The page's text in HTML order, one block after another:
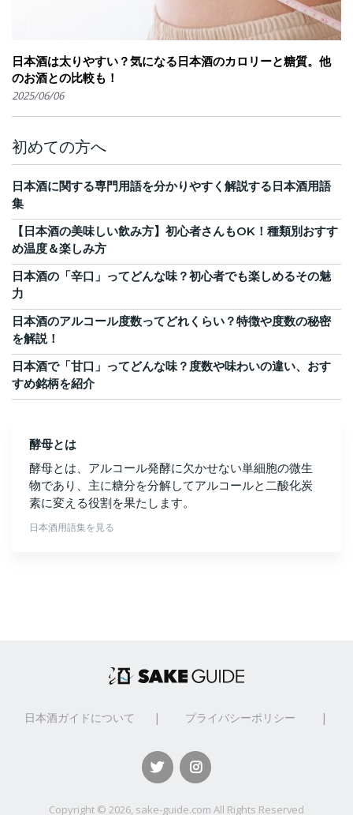
日本酒は太りやすい？気になる日本酒のカロリーと糖質。他
のお酒との比較も！
2025/06/06
初めての方へ
日本酒に関する専門用語を分かりやすく解説する日本酒用語
集
【日本酒の美味しい飲み方】初心者さんもOK！種類別おすす
め温度＆楽しみ方
日本酒の「辛口」ってどんな味？初心者でも楽しめるその魅
力
日本酒のアルコール度数ってどれくらい？特徴や度数の秘密
を解説！
日本酒で「甘口」ってどんな味？度数や味わいの違い、おす
すめ銘柄を紹介
酵母とは
酵母とは、アルコール発酵に欠かせない単細胞の微生
物であり、主に糖分を分解してアルコールと二酸化炭
素に変える役割を果たします。
日本酒用語集を見る
日本酒ガイドについて | プライバシーポリシー |
Copyright © 2026, sake-guide.com All Rights Reserved